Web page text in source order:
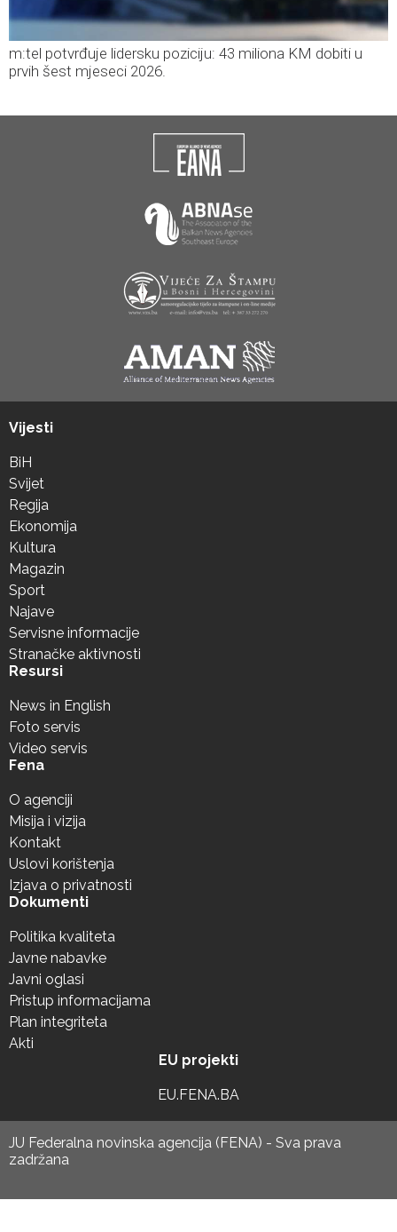
m:tel potvrđuje lidersku poziciju: 43 miliona KM dobiti u
prvih šest mjeseci 2026.
Vijesti
BiH
Svijet
Regija
Ekonomija
Kultura
Magazin
Sport
Najave
Servisne informacije
Stranačke aktivnosti
Resursi
News in English
Foto servis
Video servis
Fena
O agenciji
Misija i vizija
Kontakt
Uslovi korištenja
Izjava o privatnosti
Dokumenti
Politika kvaliteta
Javne nabavke
Javni oglasi
Pristup informacijama
Plan integriteta
Akti
EU projekti
EU.FENA.BA
JU Federalna novinska agencija (FENA) - Sva prava
zadržana